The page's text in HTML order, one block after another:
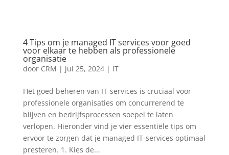
4 Tips om je managed IT services voor goed
voor elkaar te hebben als professionele
organisatie
door CRM | jul 25, 2024| IT
Het goed beheren van IT-services is cruciaal voor
professionele organisaties om concurrerend te
blijven en bedrijfsprocessen soepel te laten
verlopen. Hieronder vind je vier essentiële tips om
ervoor te zorgen dat je managed IT-services optimaal
presteren. 1. Kies de...